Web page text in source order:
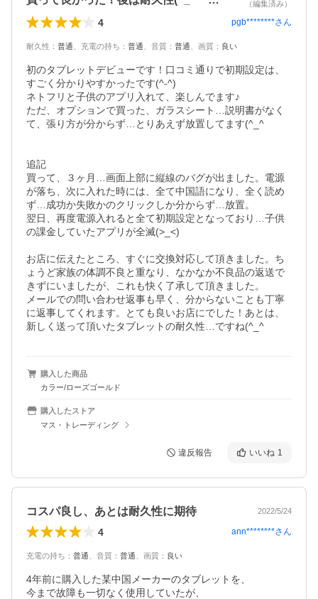
（編集済み）
4 pgb********さん
耐久性 ： 普通 充電の持ち ： 普通 音質 ： 普通 画質 ： 良い
初のタブレットデビューです！口コミ通りで初期設定は、
すごく分かりやすかったです(^-^)
ネトフリと子供のアプリ入れて、楽しんでます♪
ただ、オプションで買った、ガラスシート…説明書がなく
て、張り方が分からず…とりあえず放置してます(^_^ゞ
追記
買って、３ヶ月…画面上部に縦線のバグが出ました。電源
が落ち、次に入れた時には、全て中国語になり、全く読め
ず…成功か失敗かのクリックしか分からず…放置。
翌日、再度電源入れると全て初期設定となっており…子供
の課金していたアプリが全滅(>_<)
お店に伝えたところ、すぐに交換対応して頂きました。ち
ょうど家族の体調不良と重なり、なかなか不良品の返送で
きずにいましたが、これも快く了承して頂きました。
メールでの問い合わせ返事も早く、分からないことも丁寧
に返事してくれます。とても良いお店にでした！あとは、
新しく送って頂いたタブレットの耐久性…ですね(^_^ゞ
購入した商品
カラー/ローズゴールド
購入したストア
マス・トレーディング
違反報告 いいね 1
コスパ良し、あとは耐久性に期待 2022/5/24
4 ann********さん
充電の持ち ： 普通 音質 ： 普通 画質 ： 良い
4年前に購入した某中国メーカーのタブレットを、
今まで故障も一切なく使用していたが、